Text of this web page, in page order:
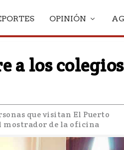
OPINIÓN
a los colegios
que visitan El Puerto
mostrador de la oficina